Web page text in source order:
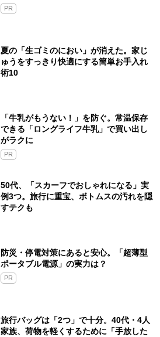
PR
夏の「生ゴミのにおい」が消えた。家じ
ゅうをすっきり快適にする簡単お手入れ
術10
「牛乳がもうない！」を防ぐ。常温保存
できる「ロングライフ牛乳」で買い出し
がラクに
PR
50代、「スカーフでおしゃれになる」実
例3つ。旅行に重宝、ボトムスの汚れを隠
すテクも
防災・停電対策にあると安心。「超薄型
ポータブル電源」の実力は？​
PR
旅行バッグは「2つ」で十分。40代・4人
家族、荷物を軽くするために「手放した